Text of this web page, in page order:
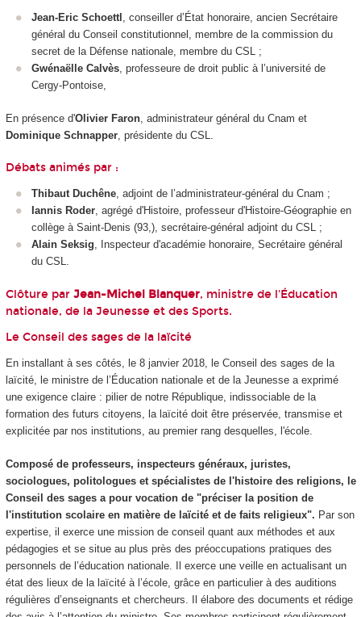
Jean-Eric Schoettl , conseiller d’État honoraire, ancien Secrétaire
général du Conseil constitutionnel, membre de la commission du
secret de la Défense nationale, membre du CSL ;
Gwénaëlle Calvès, professeure de droit public à l’université de
Cergy-Pontoise,
En présence d'Olivier Faron, administrateur général du Cnam et
Dominique Schnapper, présidente du CSL.
Débats animés par :
Thibaut Duchêne, adjoint de l’administrateur-général du Cnam ;
Iannis Roder, agrégé d'Histoire, professeur d'Histoire-Géographie en
collège à Saint-Denis (93,), secrétaire-général adjoint du CSL ;
Alain Seksig, Inspecteur d'académie honoraire, Secrétaire général
du CSL.
Clôture par Jean-Michel Blanquer, ministre de l'Éducation
nationale, de la Jeunesse et des Sports.
Le Conseil des sages de la laïcité
En installant à ses côtés, le 8 janvier 2018, le Conseil des sages de la
laïcité, le ministre de l’Éducation nationale et de la Jeunesse a exprimé
une exigence claire : pilier de notre République, indissociable de la
formation des futurs citoyens, la laïcité doit être préservée, transmise et
explicitée par nos institutions, au premier rang desquelles, l'école.
Composé de professeurs, inspecteurs généraux, juristes,
sociologues, politologues et spécialistes de l'histoire des religions, le
Conseil des sages a pour vocation de "préciser la position de
l'institution scolaire en matière de laïcité et de faits religieux". Par son
expertise, il exerce une mission de conseil quant aux méthodes et aux
pédagogies et se situe au plus près des préoccupations pratiques des
personnels de l’éducation nationale. Il exerce une veille en actualisant un
état des lieux de la laïcité à l’école, grâce en particulier à des auditions
régulières d’enseignants et chercheurs. Il élabore des documents et rédige